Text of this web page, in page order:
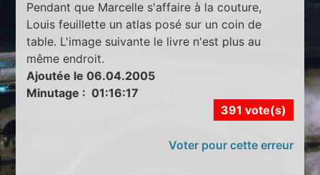
Pendant que Marcelle s'affaire à la couture,
Louis feuillette un atlas posé sur un coin de
table. L'image suivante le livre n'est plus au
même endroit.
Ajoutée le 06.04.2005
Minutage : 01:16:17
391 vote(s)
Voter pour cette erreur